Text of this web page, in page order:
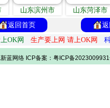
山东滨州市 山东菏泽市
返回首页
OK网 生产要上网 请上OK网
蓝网络 ICP备案：粤ICP备